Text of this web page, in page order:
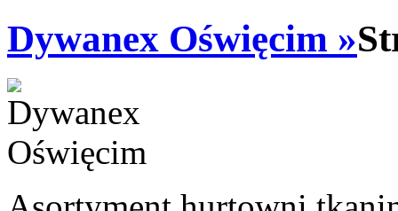
Dywanex Oświęcim »